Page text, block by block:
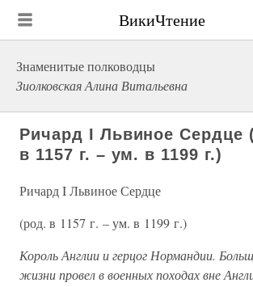
ВикиЧтение
Знаменитые полководцы
Зиолковская Алина Витальевна
Ричард I Львиное Сердце
в 1157 г. – ум. в 1199 г.)
Ричард I Львиное Сердце
(род. в 1157 г. – ум. в 1199 г.)
Король Англии и герцог Нормандии.
жизни провел в военных походах вне